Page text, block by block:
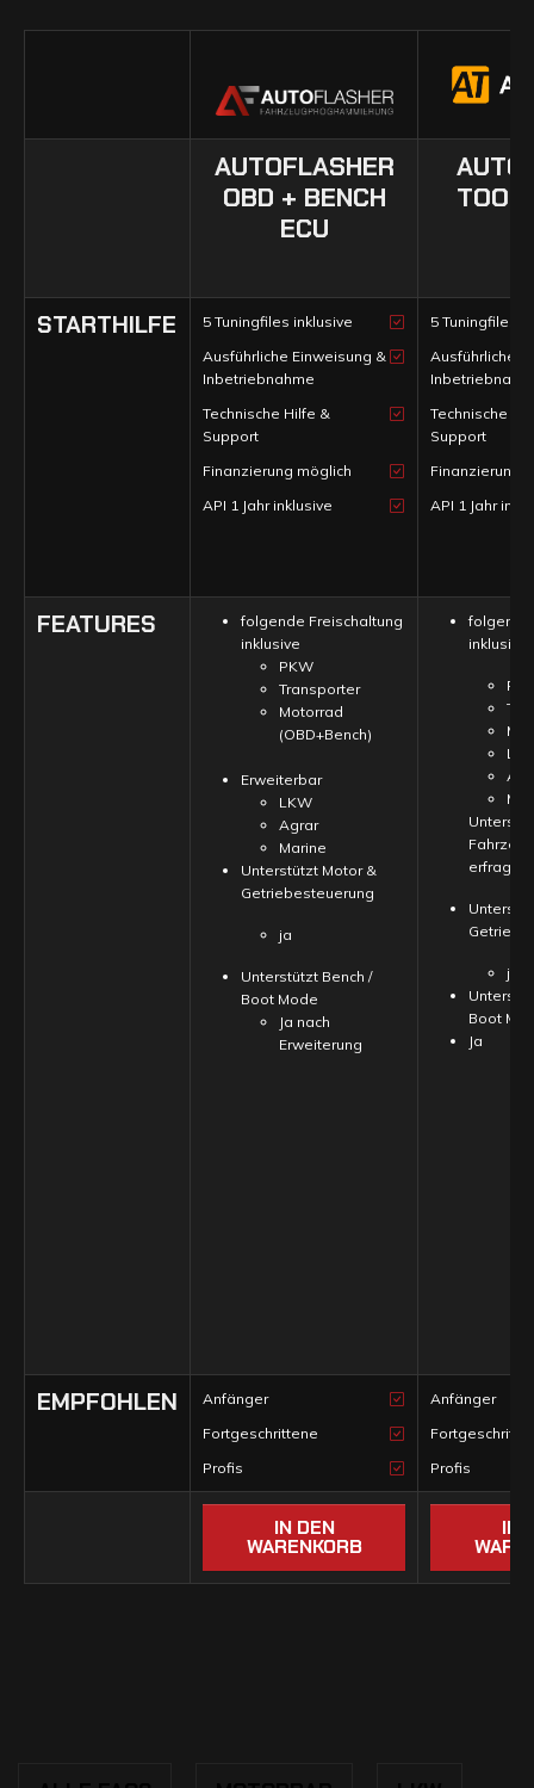
PRODUCT PROPERTIES
AUTOFLASHER
OBD + BENCH
ECU
TOOL
STARTHILFE
5 Tuningfiles inklusive
Ausführliche Einweisung &
Inbetriebnahme
Technische Hilfe &
Support
Finanzierung möglich
API 1 Jahr inklusive
5 Tuningfiles
Ausführliche
Technische
Support
Finanzierung
API 1 Jahr
FEATURES
folgende Freischaltung
inklusive
PKW
Transporter
Motorrad
(OBD+Bench)
Erweiterbar
LKW
Agrar
Marine
Unterstützt Motor &
Getriebesteuerung
ja
Unterstützt Bench /
Boot Mode
Ja nach
Erweiterung
folgende
inklusive
erfragen
ja
Boot
Ja
EMPFOHLEN
Anfänger
Fortgeschrittene
Profis
Anfänger
Profis
IN DEN
WARENKORB
IN